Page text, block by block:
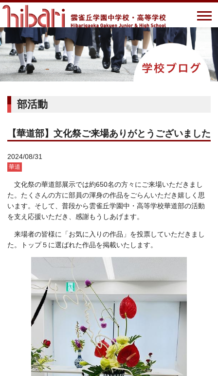
部活動
【華道部】文化祭ご来場ありがとうございました
2024/08/31
華道
文化祭の華道部展示では約650名の方々にご来場いただきまし
た。たくさんの方に部員の渾身の作品をごらんいただき嬉しく思
います。そして、普段から雲雀丘学園中・高等学校華道部の活動
を支え応援いただき、感謝もうしあげます。
来場者の皆様に「お気に入りの作品」を投票していただきまし
た。トップ５に選ばれた作品を掲載いたします。